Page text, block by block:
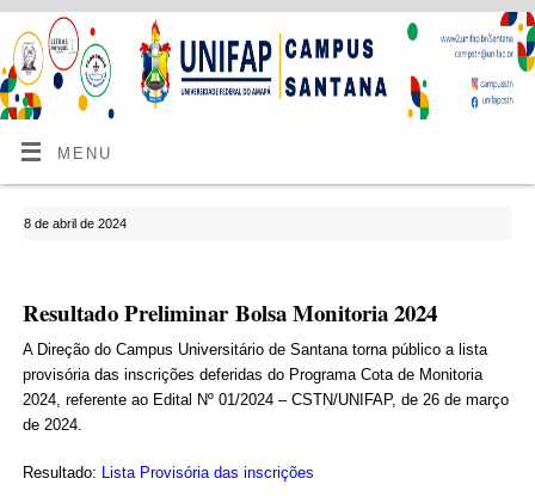
MENU
8 de abril de 2024
Resultado Preliminar Bolsa Monitoria 2024
A Direção do Campus Universitário de Santana torna público a lista
provisória das inscrições deferidas do Programa Cota de Monitoria
2024, referente ao Edital Nº 01/2024 – CSTN/UNIFAP, de 26 de março
de 2024.
Resultado: Lista Provisória das inscrições